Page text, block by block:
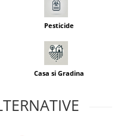
Pesticide
Casa si Gradina